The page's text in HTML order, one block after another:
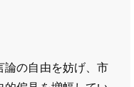
論の自由を妨げ、市